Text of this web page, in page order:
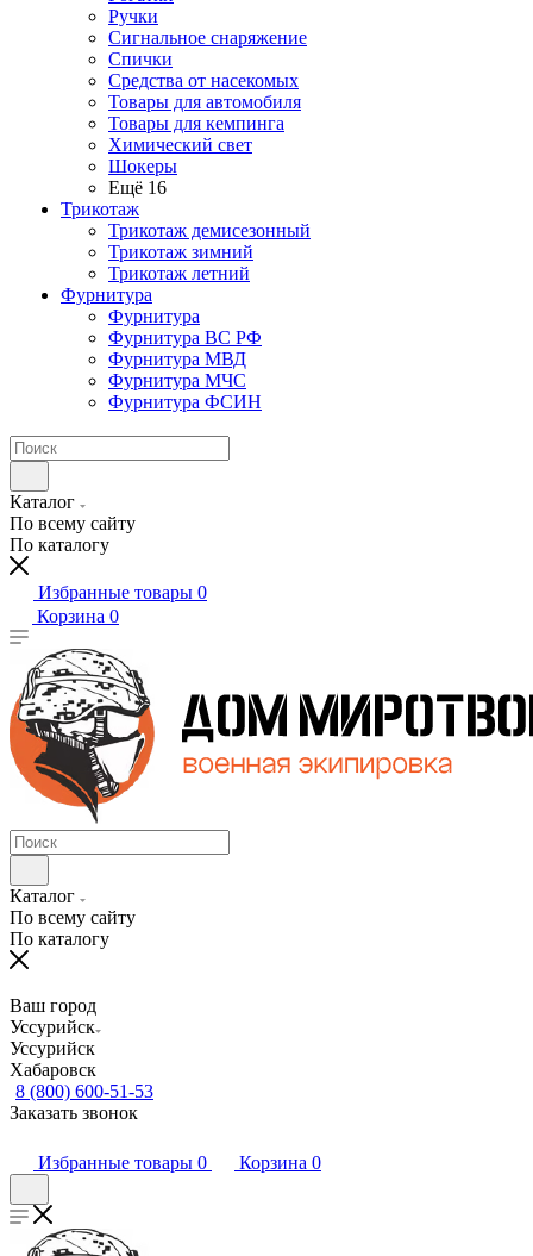
Ручки
Сигнальное снаряжение
Спички
Средства от насекомых
Товары для автомобиля
Товары для кемпинга
Химический свет
Шокеры
Ещё 16
Трикотаж
Трикотаж демисезонный
Трикотаж зимний
Трикотаж летний
Фурнитура
Фурнитура
Фурнитура ВС РФ
Фурнитура МВД
Фурнитура МЧС
Фурнитура ФСИН
Каталог
По всему сайту
По каталогу
Избранные товары 0
Корзина 0
Каталог
По всему сайту
По каталогу
Ваш город
Уссурийск
Уссурийск
Хабаровск
8 (800) 600-51-53
Заказать звонок
Избранные товары 0 Корзина 0